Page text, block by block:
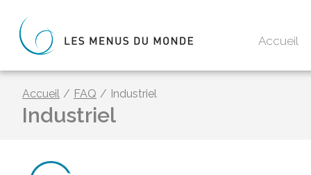
Accueil
Accueil / FAQ / Industriel
Industriel